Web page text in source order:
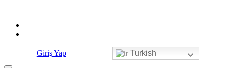
content
Giriş Yap Turkish